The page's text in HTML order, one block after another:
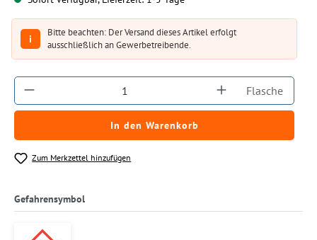
i
Bitte beachten: Der Versand dieses Artikel erfolgt
ausschließlich an Gewerbetreibende.
Produkt Anzahl: Gib den gewünschten
Flasche
In den Warenkorb
Zum Merkzettel hinzufügen
Gefahrensymbol